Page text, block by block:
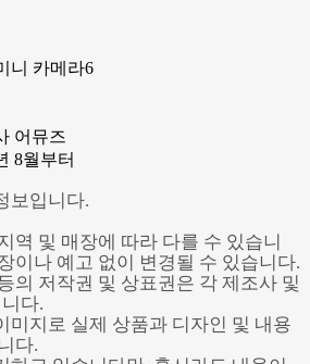
니 카메라6
어뮤즈
8월부터
보입니다.
역 및 매장에 따라 다를 수 있습니
이나 예고 없이 변경될 수 있습니다.
의 저작권 및 상표권은 각 제조사 및
다.
미지로 실제 상품과 디자인 및 내용
다.